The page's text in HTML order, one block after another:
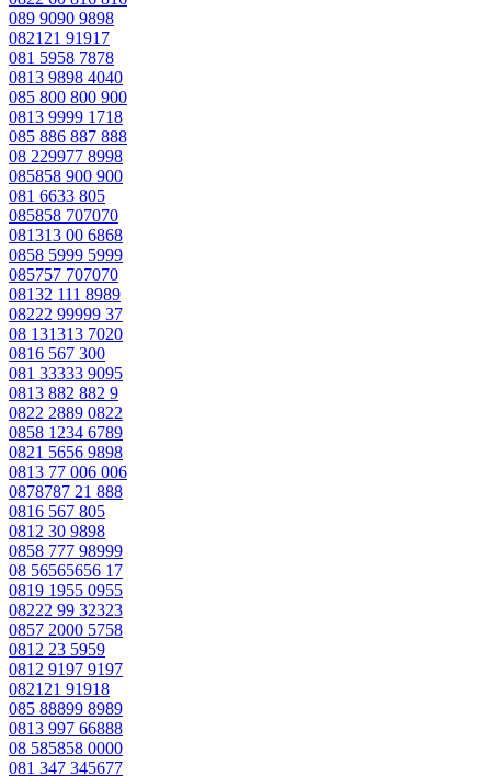
089 9090 9898
082121 91917
081 5958 7878
0813 9898 4040
085 800 800 900
0813 9999 1718
085 886 887 888
08 229977 8998
085858 900 900
081 6633 805
085858 707070
081313 00 6868
0858 5999 5999
085757 707070
08132 111 8989
08222 99999 37
08 131313 7020
0816 567 300
081 33333 9095
0813 882 882 9
0822 2889 0822
0858 1234 6789
0821 5656 9898
0813 77 006 006
0878787 21 888
0816 567 805
0812 30 9898
0858 777 98999
08 56565656 17
0819 1955 0955
08222 99 32323
0857 2000 5758
0812 23 5959
0812 9197 9197
082121 91918
085 88899 8989
0813 997 66888
08 585858 0000
081 347 345677